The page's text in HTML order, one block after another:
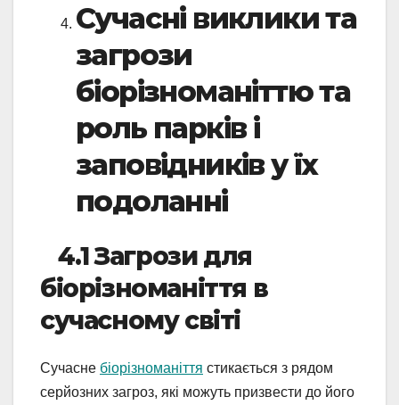
Сучасні виклики та
загрози
біорізноманіттю та
роль парків і
заповідників у їх
подоланні
4.1 Загрози для
біорізноманіття в
сучасному світі
Сучасне біорізноманіття стикається з рядом
серйозних загроз, які можуть призвести до його